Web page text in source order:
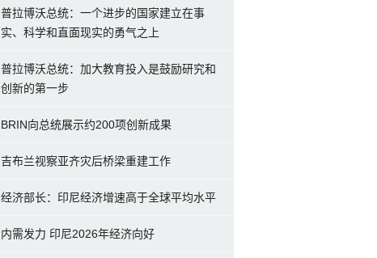
普拉博沃总统：一个进步的国家建立在事
实、科学和直面现实的勇气之上
普拉博沃总统：加大教育投入是鼓励研究和
创新的第一步
BRIN向总统展示约200项创新成果
吉布兰视察亚齐灾后桥梁重建工作
经济部长：印尼经济增速高于全球平均水平
内需发力 印尼2026年经济向好